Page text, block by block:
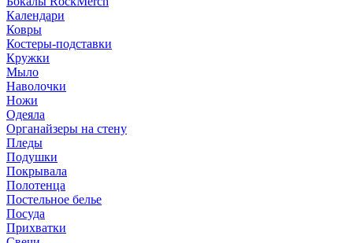
Календари
Ковры
Костеры-подставки
Кружки
Мыло
Наволочки
Ножи
Одеяла
Органайзеры на стену
Пледы
Подушки
Покрывала
Полотенца
Постельное белье
Посуда
Прихватки